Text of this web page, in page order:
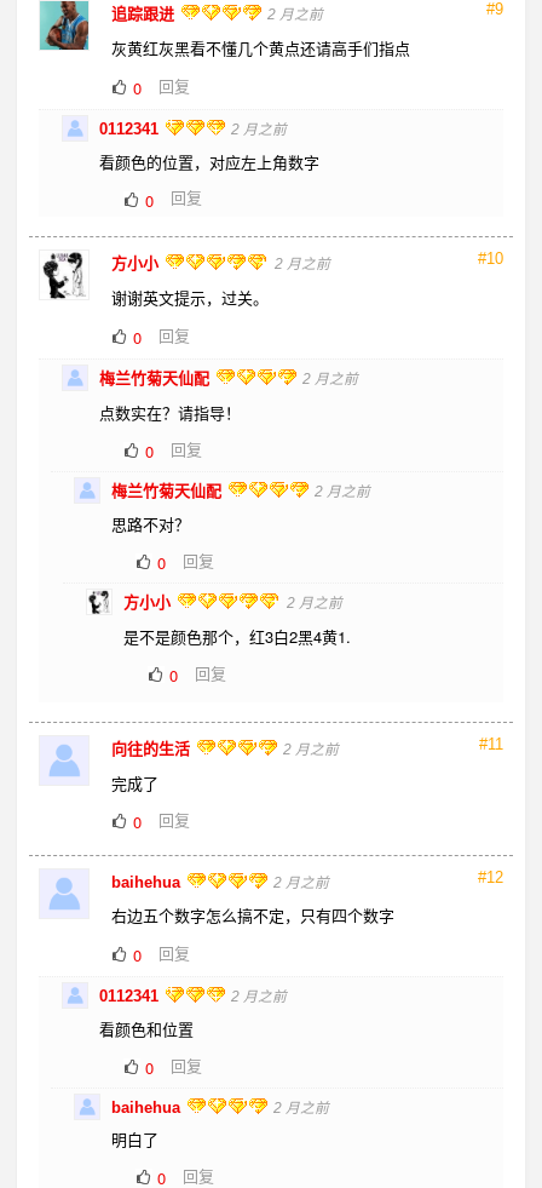
#9
追踪跟进 2 月之前
灰黄红灰黑看不懂几个黄点还请高手们指点
0
回复
0112341 2 月之前
看颜色的位置，对应左上角数字
0
回复
#10
方小小 2 月之前
谢谢英文提示，过关。
0
回复
梅兰竹菊天仙配 2 月之前
点数实在？请指导！
0
回复
梅兰竹菊天仙配 2 月之前
思路不对？
0
回复
方小小 2 月之前
是不是颜色那个，红3白2黑4黄1.
0
回复
#11
向往的生活 2 月之前
完成了
0
回复
#12
baihehua 2 月之前
右边五个数字怎么搞不定，只有四个数字
0
回复
0112341 2 月之前
看颜色和位置
0
回复
baihehua 2 月之前
明白了
0
回复